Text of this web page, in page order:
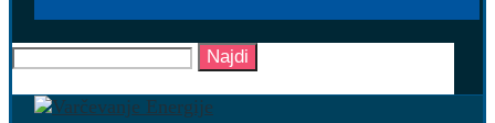
Najdi